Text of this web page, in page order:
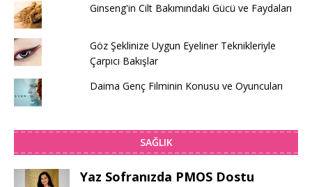
Ginseng'in Cilt Bakımındaki Gücü ve Faydaları
Göz Şeklinize Uygun Eyeliner Teknikleriyle
Çarpıcı Bakışlar
Daima Genç Filminin Konusu ve Oyuncuları
SAĞLIK
Yaz Sofranızda PMOS Dostu